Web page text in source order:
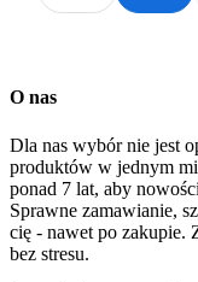
O nas
Dla nas wybór nie jest
produktów w jednym
ponad 7 lat, aby
Sprawne zamawianie,
cię - nawet po zakupie.
bez stresu.